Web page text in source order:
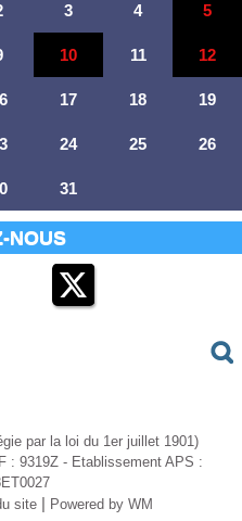
3 4 5
10 11 12
17 18 19
24 25 26
31
NOUS
par la loi du 1er juillet 1901)
: 9319Z - Etablissement APS :
site | Powered by WM